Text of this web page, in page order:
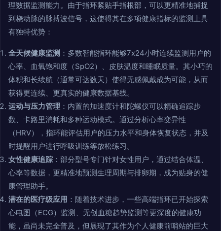
理数据监测能力。由于指环紧贴手指根部，可以更精准地捕捉
到桡动脉的脉搏波信号，这使得其在多项健康指标的监测上具
有独特优势：
全天候健康监测 ：多数智能指环能够7x24小时连续监测用户的
心率、血氧饱和度（SpO2）、皮肤温度和睡眠质量。其小巧的
体积和长续航（通常可达数天）使得无感佩戴成为可能，从而
获得更连续、更真实的健康数据基线。
运动与压力管理 ：内置的加速度计和陀螺仪可以精确追踪步
数、卡路里消耗和多种运动模式。通过分析心率变异性
（HRV），指环能评估用户的压力水平和身体恢复状态，并及
时提醒用户进行呼吸训练等放松练习。
女性健康追踪 ：部分型号专门针对女性用户，通过结合体温、
心率等数据，更精准地预测生理周期与排卵期，成为贴身的健
康管理助手。
潜在的医疗级应用 ：随着技术进步，一些高端指环已开始探索
心电图（ECG）监测、无创血糖趋势监测等更深度的健康功
能，虽尚未完全普及，但展现了其作为个人健康前哨站的巨大